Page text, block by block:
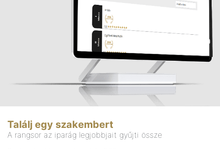
Találj egy szakembert
A rangsor az iparág legjobbjait gyűjti össze